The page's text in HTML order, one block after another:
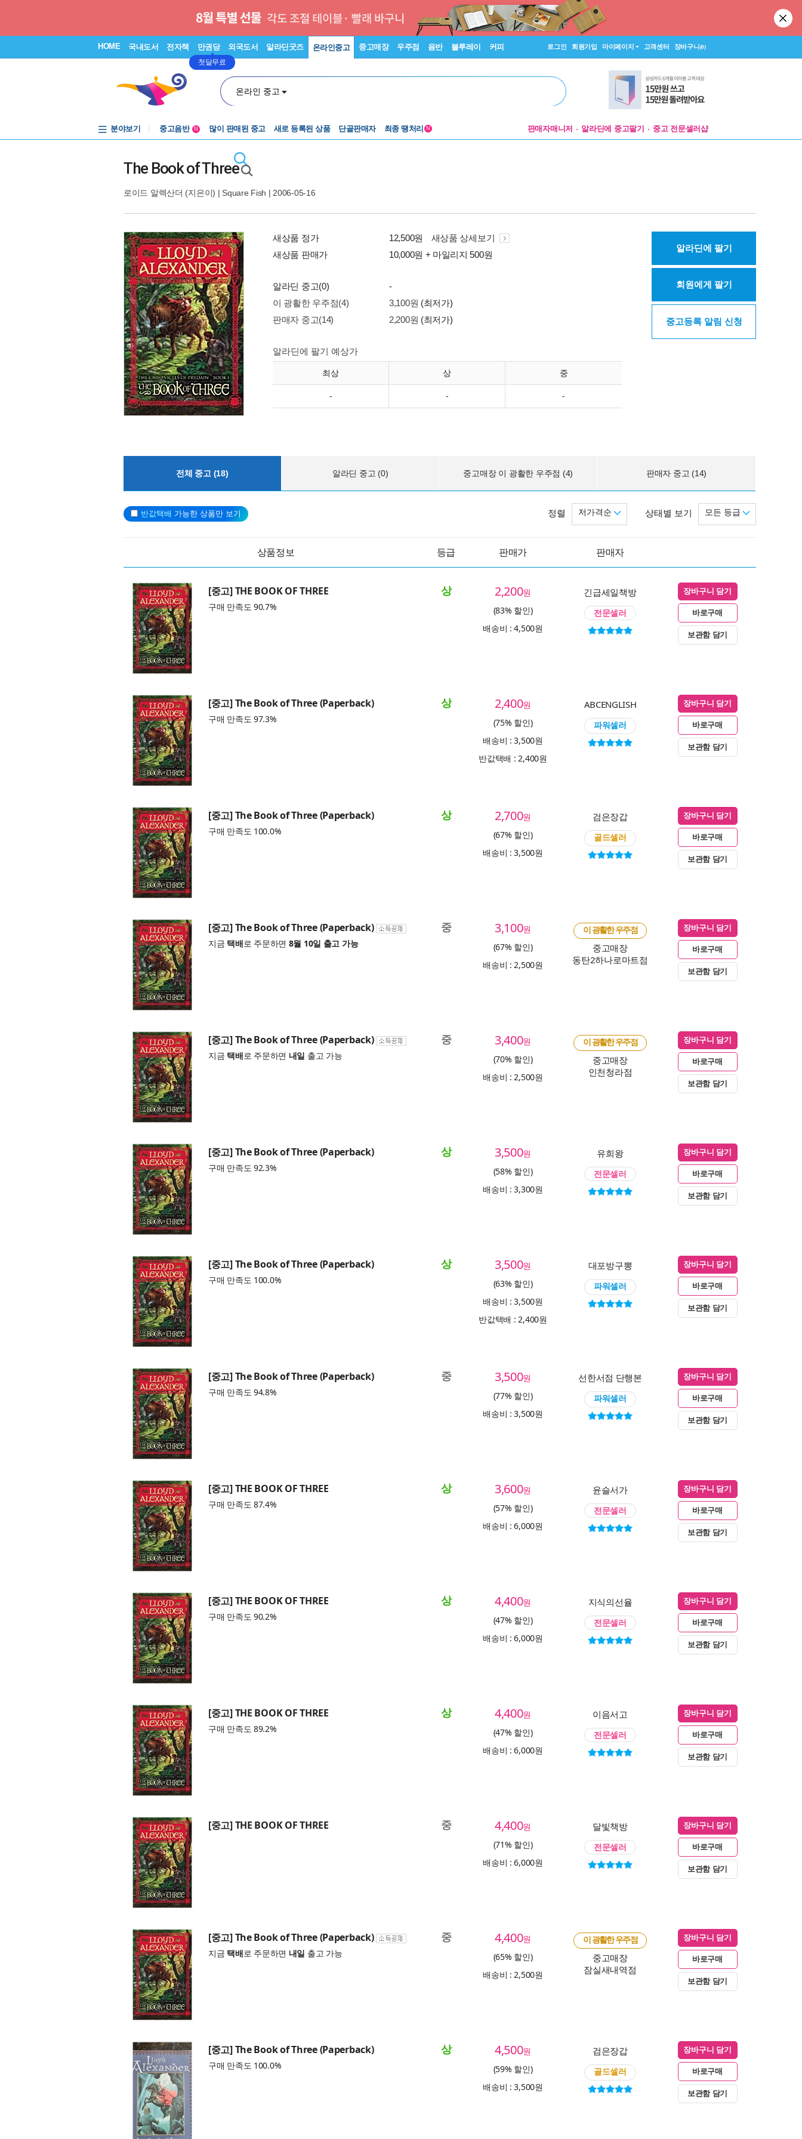
HOME 국내도서 전자책 만권당
첫달무료
외국도서 알라딘굿즈 온라인중고 중고매장 우주점 음반 블루레이 커피 로그인 회원가입 마이페이지 고객센터 장바구니(0)
온라인 중고
분야보기
중고음반
N 많이 판매된 중고 새로 등록된 상품 단골판매자 최종 땡처리 N 판매자매니저 알라딘에 중고팔기 중고 전문셀러샵
The Book of Three
로이드 알렉산더 (지은이) | Square Fish | 2006-05-16
새상품 정가 12,500원
새상품 상세보기
새상품 판매가
10,000원 + 마일리지 500원
알라딘 중고(0)
-
이 광활한 우주점(4)
3,100원 (최저가)
판매자 중고(14)
2,200원 (최저가)
알라딘에 팔기 예상가
최상 상 중
- - -
알라딘에 팔기
회원에게 팔기
중고등록 알림 신청
전체 중고 (18) 알라딘 중고 (0) 중고매장 이 광활한 우주점 (4) 판매자 중고 (14)
반값택배 가능한 상품만 보기 상태별 보기 모든 등급
정렬 저가격순
상품정보 등급 판매가 판매자
[중고] THE BOOK OF THREE
구매 만족도 90.7%
상 2,200원
(83% 할인)
배송비 : 4,500원
긴급세일책방
전문셀러
장바구니 담기
바로구매
보관함 담기
[중고] The Book of Three (Paperback)
구매 만족도 97.3%
상 2,400원
(75% 할인)
배송비 : 3,500원
반값택배 : 2,400원
ABCENGLISH
파워셀러
장바구니 담기
바로구매
보관함 담기
[중고] The Book of Three (Paperback)
구매 만족도 100.0%
상 2,700원
(67% 할인)
배송비 : 3,500원
검은장갑
골드셀러
장바구니 담기
바로구매
보관함 담기
[중고] The Book of Three (Paperback)
지금 택배로 주문하면 8월 10일 출고 가능
중 3,100원
(67% 할인)
배송비 : 2,500원
이 광활한 우주점
중고매장
동탄2하나로마트점
장바구니 담기
바로구매
보관함 담기
[중고] The Book of Three (Paperback)
지금 택배로 주문하면 내일 출고 가능
중 3,400원
(70% 할인)
배송비 : 2,500원
이 광활한 우주점
중고매장
인천청라점
장바구니 담기
바로구매
보관함 담기
[중고] The Book of Three (Paperback)
구매 만족도 92.3%
상 3,500원
(58% 할인)
배송비 : 3,300원
유희왕
전문셀러
장바구니 담기
바로구매
보관함 담기
[중고] The Book of Three (Paperback)
구매 만족도 100.0%
상 3,500원
(63% 할인)
배송비 : 3,500원
반값택배 : 2,400원
대포방구뽕
파워셀러
장바구니 담기
바로구매
보관함 담기
[중고] The Book of Three (Paperback)
구매 만족도 94.8%
중 3,500원
(77% 할인)
배송비 : 3,500원
선한서점 단행본
파워셀러
장바구니 담기
바로구매
보관함 담기
[중고] THE BOOK OF THREE
구매 만족도 87.4%
상 3,600원
(57% 할인)
배송비 : 6,000원
윤슬서가
전문셀러
장바구니 담기
바로구매
보관함 담기
[중고] THE BOOK OF THREE
구매 만족도 90.2%
상 4,400원
(47% 할인)
배송비 : 6,000원
지식의선율
전문셀러
장바구니 담기
바로구매
보관함 담기
[중고] THE BOOK OF THREE
구매 만족도 89.2%
상 4,400원
(47% 할인)
배송비 : 6,000원
이음서고
전문셀러
장바구니 담기
바로구매
보관함 담기
[중고] THE BOOK OF THREE 중 4,400원
(71% 할인)
배송비 : 6,000원
달빛책방
전문셀러
장바구니 담기
바로구매
보관함 담기
[중고] The Book of Three (Paperback)
지금 택배로 주문하면 내일 출고 가능
중 4,400원
(65% 할인)
배송비 : 2,500원
이 광활한 우주점
중고매장
잠실새내역점
장바구니 담기
바로구매
보관함 담기
[중고] The Book of Three (Paperback)
구매 만족도 100.0%
상 4,500원
(59% 할인)
배송비 : 3,500원
검은장갑
골드셀러
장바구니 담기
바로구매
보관함 담기